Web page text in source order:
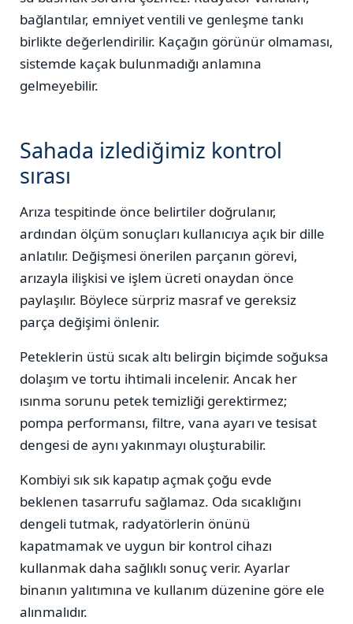
bağlantılar, emniyet ventili ve genleşme tankı
birlikte değerlendirilir. Kaçağın görünür olmaması,
sistemde kaçak bulunmadığı anlamına
gelmeyebilir.
Sahada izlediğimiz kontrol
sırası
Arıza tespitinde önce belirtiler doğrulanır,
ardından ölçüm sonuçları kullanıcıya açık bir dille
anlatılır. Değişmesi önerilen parçanın görevi,
arızayla ilişkisi ve işlem ücreti onaydan önce
paylaşılır. Böylece sürpriz masraf ve gereksiz
parça değişimi önlenir.
Peteklerin üstü sıcak altı belirgin biçimde soğuksa
dolaşım ve tortu ihtimali incelenir. Ancak her
ısınma sorunu petek temizliği gerektirmez;
pompa performansı, filtre, vana ayarı ve tesisat
dengesi de aynı yakınmayı oluşturabilir.
Kombiyi sık sık kapatıp açmak çoğu evde
beklenen tasarrufu sağlamaz. Oda sıcaklığını
dengeli tutmak, radyatörlerin önünü
kapatmamak ve uygun bir kontrol cihazı
kullanmak daha sağlıklı sonuç verir. Ayarlar
binanın yalıtımına ve kullanım düzenine göre ele
alınmalıdır.